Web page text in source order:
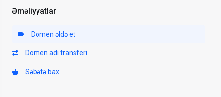
Əməliyyatlar
Domen əldə et
Domen adı transferi
Səbətə bax